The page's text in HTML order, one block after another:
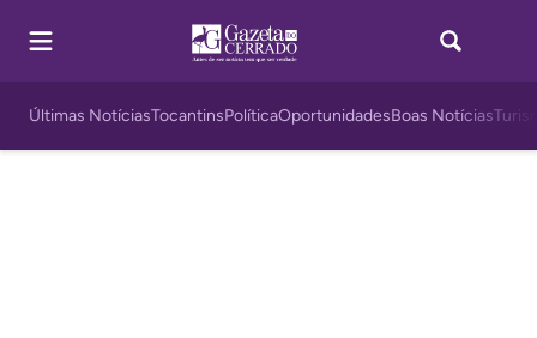
Últimas NotíciasTocantinsPolíticaOportunidadesBoas Notícias